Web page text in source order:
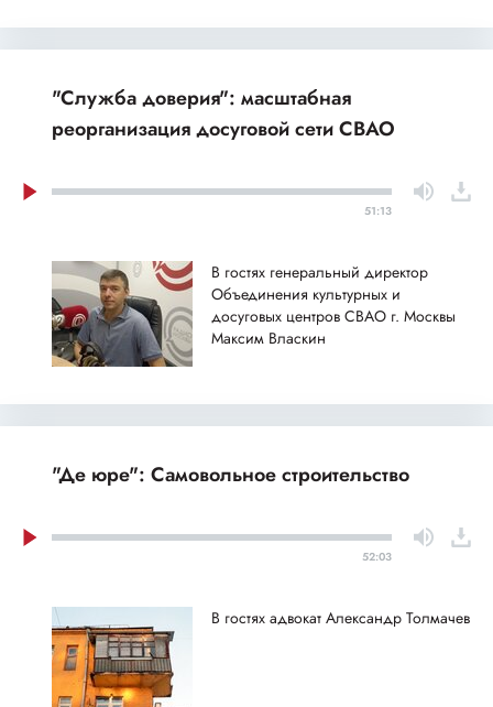
"Служба доверия": масштабная
реорганизация досуговой сети СВАО
51:13
В гостях генеральный директор
Объединения культурных и
досуговых центров СВАО г. Москвы
Максим Власкин
"Де юре": Самовольное строительство
52:03
В гостях адвокат Александр Толмачев